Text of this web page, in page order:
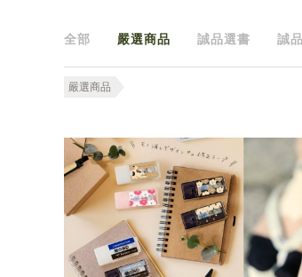
全部 嚴選商品 誠品選書 誠
嚴選商品